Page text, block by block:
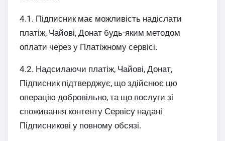
4.1. Підписник має можливість надіслати
платіж, Чайові, Донат будь-яким методом
оплати через у Платіжному сервісі.
4.2. Надсилаючи платіж, Чайові, Донат,
Підписник підтверджує, що здійснює цю
операцію добровільно, та що послуги зі
споживання контенту Сервісу надані
Підписникові у повному обсязі.